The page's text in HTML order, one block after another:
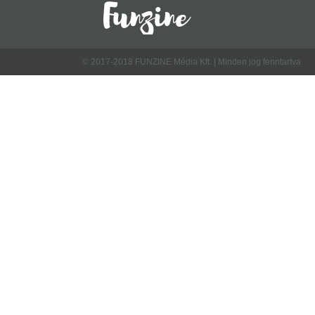
© 2017-2018 FUNZINE Média Kft. | Minden jog fenntartva